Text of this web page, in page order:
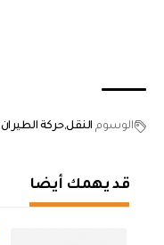
الوسوم النقلحركة الطيران
قد يهمك أيضا